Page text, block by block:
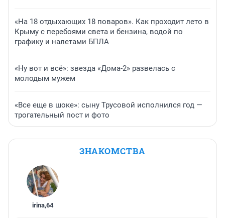
«На 18 отдыхающих 18 поваров». Как проходит лето в
Крыму с перебоями света и бензина, водой по
графику и налетами БПЛА
«Ну вот и всё»: звезда «Дома-2» развелась с
молодым мужем
«Все еще в шоке»: сыну Трусовой исполнился год —
трогательный пост и фото
ЗНАКОМСТВА
irina,64